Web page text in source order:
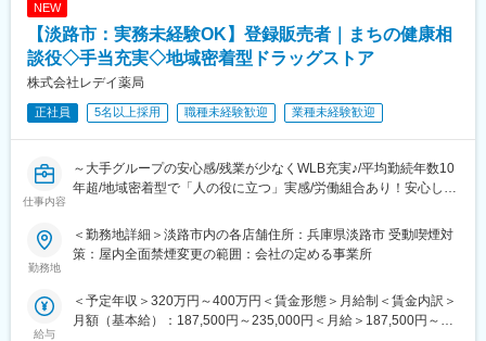
トな組織体制のため、自分の意見を言いやすい環境が整っていま
す。
・年間休日126日、月平均残業15時間（ほぼない時もあります）
支給規定あり
・家族手当、ファミリサポート休暇（5日間支給。ご家族の通院や
100％とご家族がいらっしゃる方にとっても働きやすい環境で
す。
入社後は6か月程度のOJTを通じて、年代が近しい先輩社員が丁寧
に指導します。さらに、通信教育やGMP教育も充実しており、自
NEW
【淡路市：実務未経験OK】登録販売者｜まちの健康相
談役◇手当充実◇地域密着型ドラッグストア
株式会社レデイ薬局
正社員 5名以上採用 職種未経験歓迎 業種未経験歓迎
仕事内容
～大手グループの安心感/残業が少なくWLB充実♪/平均勤続年数10
年超/地域密着型で「人の役に立つ」実感/労働組合あり！安心して
■仕事内容：
まずは、レジ業務や商品管理などの基礎業務からスタートし、店
舗運営の基本を学んでいただきます。
勤務地
＜勤務地詳細＞淡路市内の各店舗住所：兵庫県淡路市 受動喫煙対
策：屋内全面禁煙変更の範囲：会社の定める事業所
給与
＜予定年収＞320万円～400万円＜賃金形態＞月給制＜賃金内訳＞
月額（基本給）：187,500円～235,000円＜月給＞187,500円～